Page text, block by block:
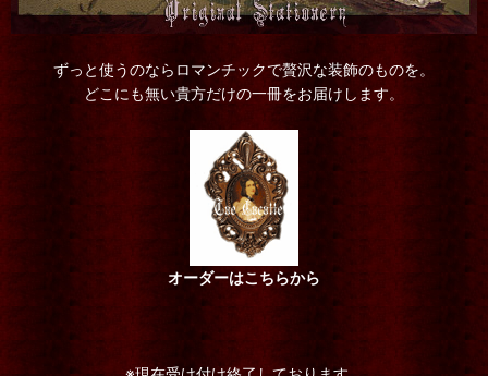
ずっと使うのならロマンチックで贅沢な装飾のものを。
どこにも無い貴方だけの一冊をお届けします。
オーダーはこちらから